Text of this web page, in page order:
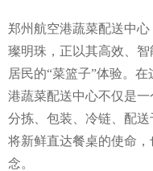
郑州航空港蔬菜配送中
璨明珠，正以其高效、
居民的“菜篮子”体验。
港蔬菜配送中心不仅是一
分拣、包装、冷链、配
将新鲜直达餐桌的使命
念。